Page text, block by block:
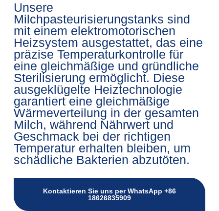
Unsere
Milchpasteurisierungstanks sind
mit einem elektromotorischen
Heizsystem ausgestattet, das eine
präzise Temperaturkontrolle für
eine gleichmäßige und gründliche
Sterilisierung ermöglicht. Diese
ausgeklügelte Heiztechnologie
garantiert eine gleichmäßige
Wärmeverteilung in der gesamten
Milch, während Nährwert und
Geschmack bei der richtigen
Temperatur erhalten bleiben, um
schädliche Bakterien abzutöten.
Kontaktieren Sie uns per WhatsApp +86
18626835909